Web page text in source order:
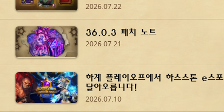
2026.07.22
36.0.3 패치 노트
2026.07.21
하계 플레이오프에서 하스스톤 e스
달아오릅니다!
2026.07.10